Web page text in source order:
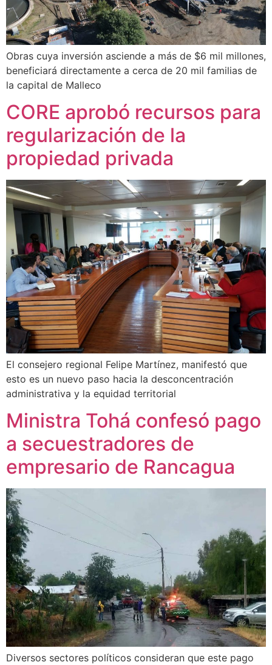
Obras cuya inversión asciende a más de $6 mil millones,
beneficiará directamente a cerca de 20 mil familias de
la capital de Malleco
CORE aprobó recursos para
regularización de la
propiedad privada
El consejero regional Felipe Martínez, manifestó que
esto es un nuevo paso hacia la desconcentración
administrativa y la equidad territorial
Ministra Tohá confesó pago
a secuestradores de
empresario de Rancagua
Diversos sectores políticos consideran que este pago